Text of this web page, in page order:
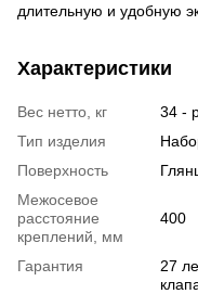
длительную и удобную
Характеристики
Вес нетто, кг
34 -
Тип изделия
Поверхность
Межосевое
расстояние
креплений, мм
400
Гарантия
27